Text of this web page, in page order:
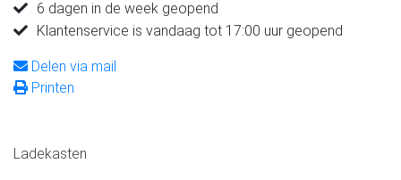
6 dagen in de week geopend
Klantenservice is vandaag tot 17:00 uur geopend
Delen via mail
Printen
Ladekasten